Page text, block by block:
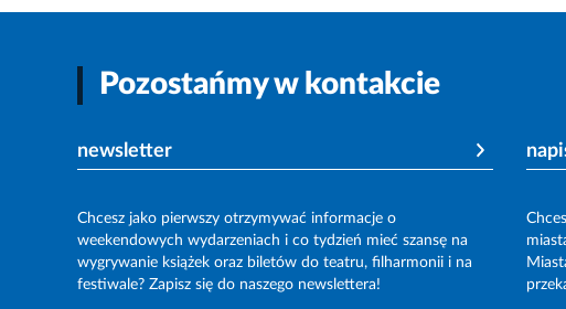
Pozostańmy w kontakcie
newsletter
Chcesz jako pierwszy otrzymywać informacje o
weekendowych wydarzeniach i co tydzień mieć szansę na
wygrywanie książek oraz biletów do teatru, filharmonii i na
festiwale? Zapisz się do naszego newslettera!